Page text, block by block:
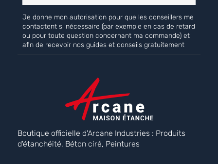
Je donne mon autorisation pour que les conseillers me
contactent si nécessaire (par exemple en cas de retard
ou pour toute question concernant ma commande) et
afin de recevoir nos guides et conseils gratuitement
Boutique officielle d'Arcane Industries : Produits
d'étanchéité, Béton ciré, Peintures